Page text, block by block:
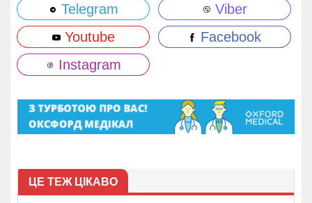
Telegram
Viber
Youtube
Facebook
Instagram
ЦЕ ТЕЖ ЦІКАВО